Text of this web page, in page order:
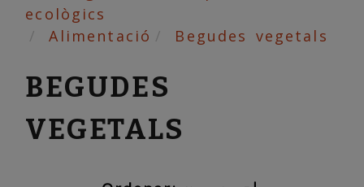
ecològics
Alimentació
Begudes vegetals
BEGUDES
VEGETALS